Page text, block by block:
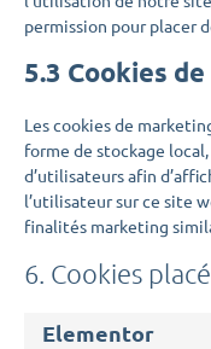
permission pour placer
5.3 Cookies
Les cookies de
forme de stockage
d’utilisateurs afin
l’utilisateur sur ce site
finalités marketing
6. Cookies
Elementor